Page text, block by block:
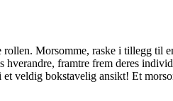
rollen. Morsomme, raske i tillegg til
framtre frem deres
veldig bokstavelig ansikt! Et